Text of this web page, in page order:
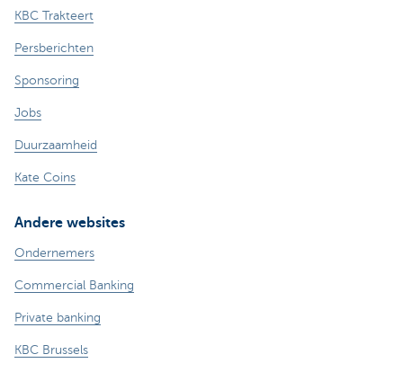
KBC Trakteert
Persberichten
Sponsoring
Jobs
Duurzaamheid
Kate Coins
Andere websites
Ondernemers
Commercial Banking
Private banking
KBC Brussels